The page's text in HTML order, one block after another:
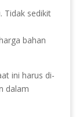
Tidak sedikit
bahan
ini harus di-
dalam